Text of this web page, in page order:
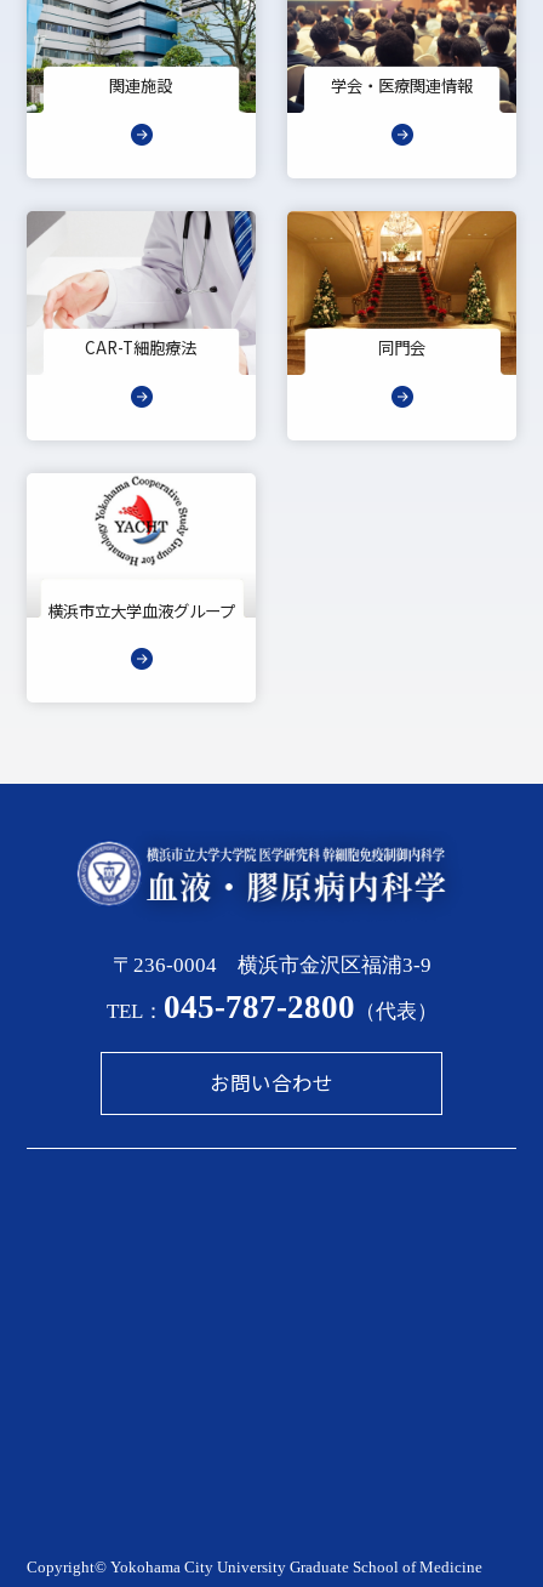
関連施設 学会・医療関連情報
CAR-T細胞療法 同門会
横浜市立大学血液グループ
〒236-0004 横浜市金沢区福浦3-9
TEL： 045-787-2800 （代表）
お問い合わせ
Copyright© Yokohama City University Graduate School of Medicine